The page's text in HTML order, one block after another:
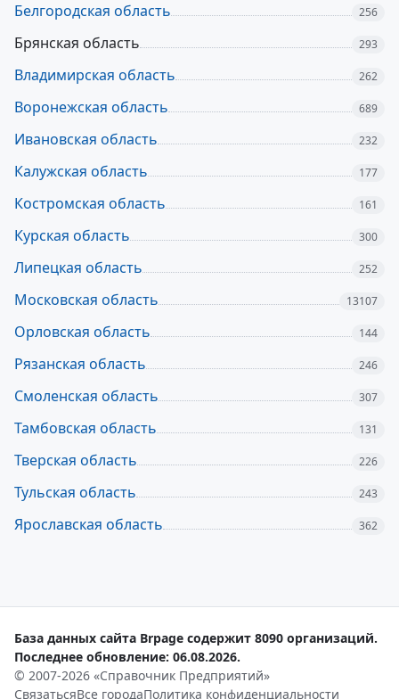
Белгородская область 256
Брянская область 293
Владимирская область 262
Воронежская область 689
Ивановская область 232
Калужская область 177
Костромская область 161
Курская область 300
Липецкая область 252
Московская область 13107
Орловская область 144
Рязанская область 246
Смоленская область 307
Тамбовская область 131
Тверская область 226
Тульская область 243
Ярославская область 362
База данных сайта Brpage содержит 8090 организаций.
Последнее обновление: 06.08.2026.
© 2007-2026 «Справочник Предприятий»
СвязатьсяВсе городаПолитика конфиденциальности